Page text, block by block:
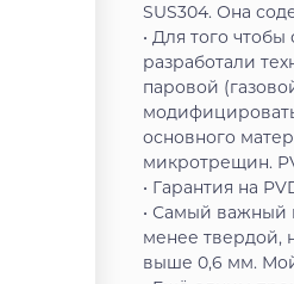
SUS304. Она
• Для того
разработали
паровой
основного
микротрещин.
• Гарантия на
• Самый важный
менее твердой,
выше 0,6 мм.